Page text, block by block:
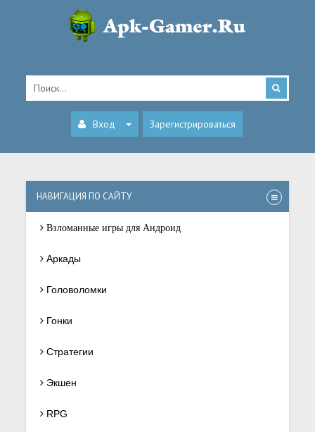
Вход Зарегистрироваться
НАВИГАЦИЯ ПО САЙТУ
Взломанные игры для Андроид
Аркады
Головоломки
Гонки
Стратегии
Экшен
RPG